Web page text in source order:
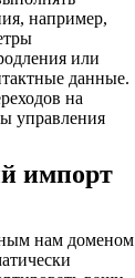
например,
или
данные.
на
управления
импорт
нам доменом